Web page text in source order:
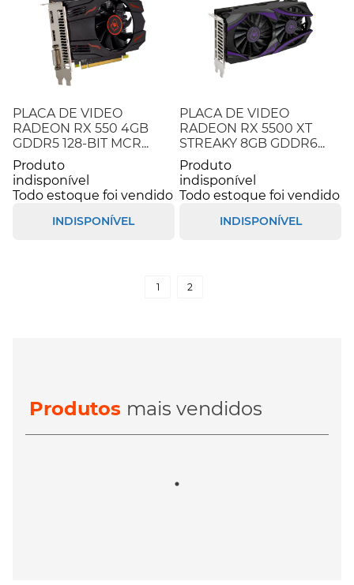
PLACA DE VIDEO
RADEON RX 550 4GB
GDDR5 128-BIT MCR...
Produto
indisponível
Todo estoque foi vendido
INDISPONÍVEL
PLACA DE VIDEO
RADEON RX 5500 XT
STREAKY 8GB GDDR6...
Produto
indisponível
Todo estoque foi vendido
INDISPONÍVEL
1 2
Produtos mais vendidos